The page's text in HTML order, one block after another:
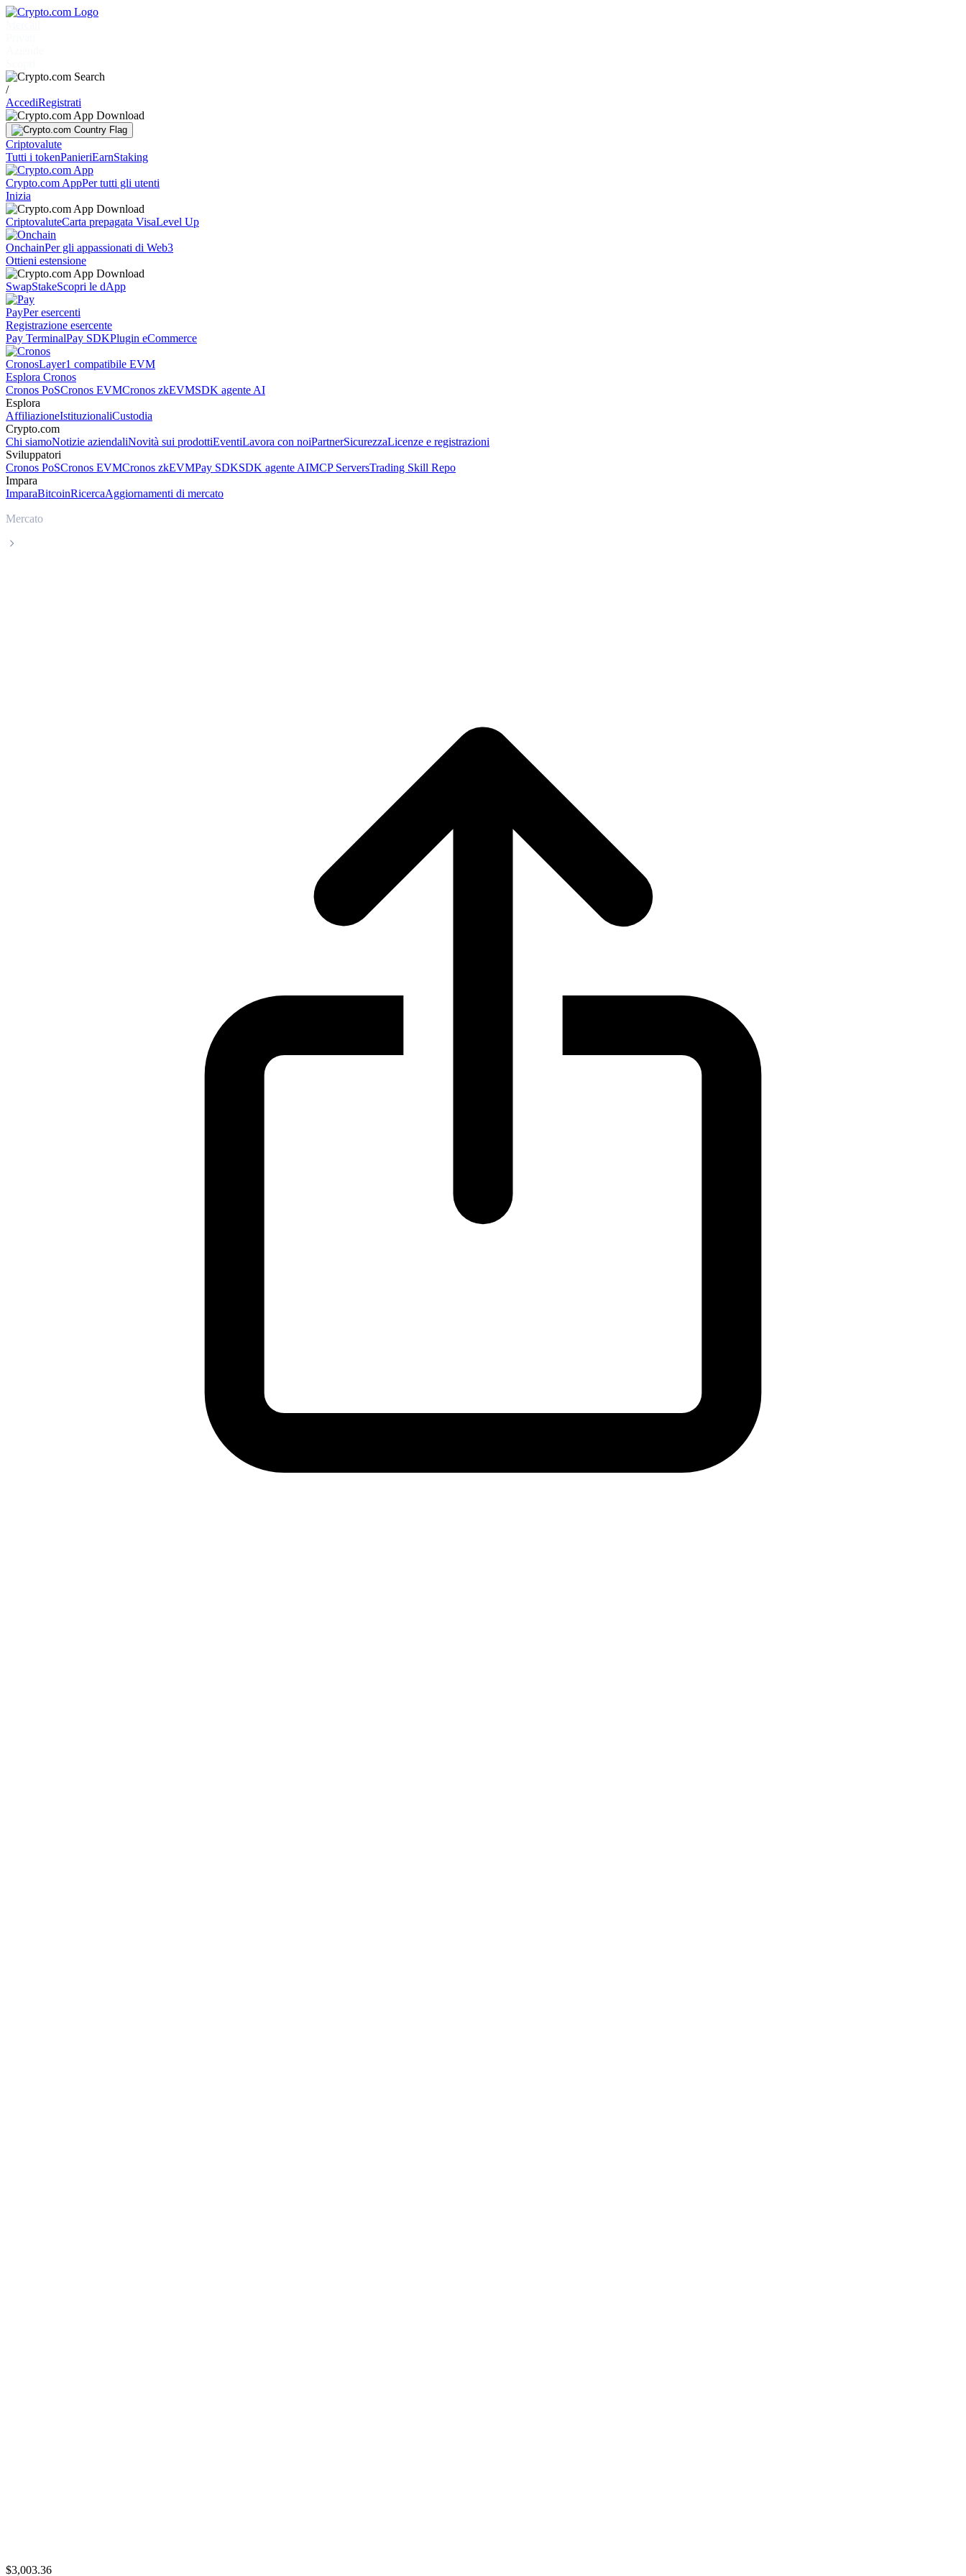
/
AccediRegistrati
Criptovalute
Tutti i tokenPanieriEarnStaking
Crypto.com AppPer tutti gli utenti
Inizia
CriptovaluteCarta prepagata VisaLevel Up
OnchainPer gli appassionati di Web3
Ottieni estensione
SwapStakeScopri le dApp
PayPer esercenti
Registrazione esercente
Pay TerminalPay SDKPlugin eCommerce
CronosLayer1 compatibile EVM
Esplora Cronos
Cronos PoSCronos EVMCronos zkEVMSDK agente AI
Esplora
AffiliazioneIstituzionaliCustodia
Crypto.com
Chi siamoNotizie aziendaliNovità sui prodottiEventiLavora con noiPartnerSicurezzaLicenze e registrazioni
Sviluppatori
Cronos PoSCronos EVMCronos zkEVMPay SDKSDK agente AIMCP ServersTrading Skill Repo
Impara
ImparaBitcoinRicercaAggiornamenti di mercato
Mercato
$3,003.36